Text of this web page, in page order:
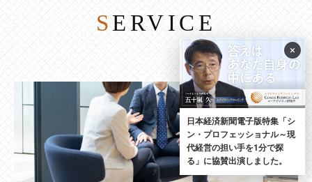
SERVICE
×
日本経済新聞電子版特集「シ
ン・プロフェッショナル～現
代経営の担い手を1分で探
る」に協賛出演しました。